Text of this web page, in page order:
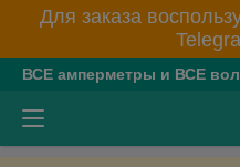
Для заказа
ВСЕ амперметры и ВСЕ